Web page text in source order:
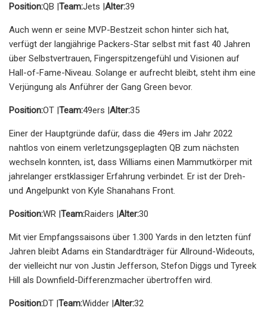
Position:QB |Team:Jets |Alter:39
Auch wenn er seine MVP-Bestzeit schon hinter sich hat,
verfügt der langjährige Packers-Star selbst mit fast 40 Jahren
über Selbstvertrauen, Fingerspitzengefühl und Visionen auf
Hall-of-Fame-Niveau. Solange er aufrecht bleibt, steht ihm eine
Verjüngung als Anführer der Gang Green bevor.
Position:OT |Team:49ers |Alter:35
Einer der Hauptgründe dafür, dass die 49ers im Jahr 2022
nahtlos von einem verletzungsgeplagten QB zum nächsten
wechseln konnten, ist, dass Williams einen Mammutkörper mit
jahrelanger erstklassiger Erfahrung verbindet. Er ist der Dreh-
und Angelpunkt von Kyle Shanahans Front.
Position:WR |Team:Raiders |Alter:30
Mit vier Empfangssaisons über 1.300 Yards in den letzten fünf
Jahren bleibt Adams ein Standardträger für Allround-Wideouts,
der vielleicht nur von Justin Jefferson, Stefon Diggs und Tyreek
Hill als Downfield-Differenzmacher übertroffen wird.
Position:DT |Team:Widder |Alter:32